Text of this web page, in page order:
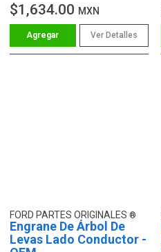
$1,634.00 MXN
Ver Detalles
FORD PARTES ORIGINALES
Engrane De Árbol De
Levas Lado Conductor -